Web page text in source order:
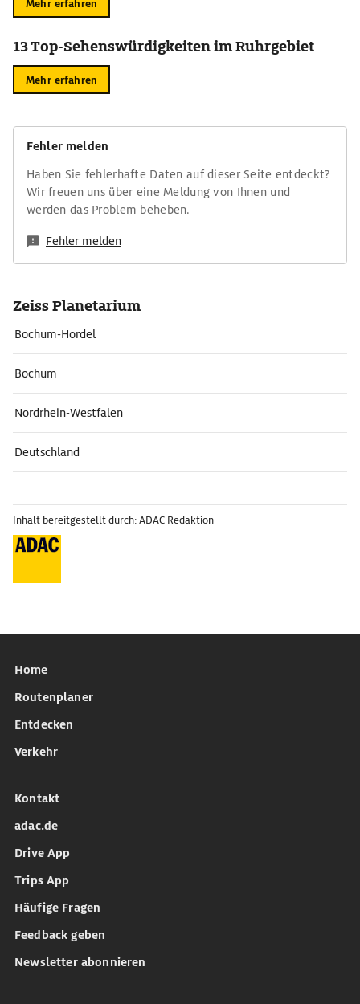
Mehr erfahren
13 Top-Sehenswürdigkeiten im Ruhrgebiet
Mehr erfahren
Fehler melden
Haben Sie fehlerhafte Daten auf dieser Seite entdeckt?
Wir freuen uns über eine Meldung von Ihnen und
werden das Problem beheben.
Fehler melden
Zeiss Planetarium
Bochum-Hordel
Bochum
Nordrhein-Westfalen
Deutschland
Inhalt bereitgestellt durch: ADAC Redaktion
Home
Routenplaner
Entdecken
Verkehr
Kontakt
adac.de
Drive App
Trips App
Häufige Fragen
Feedback geben
Newsletter abonnieren